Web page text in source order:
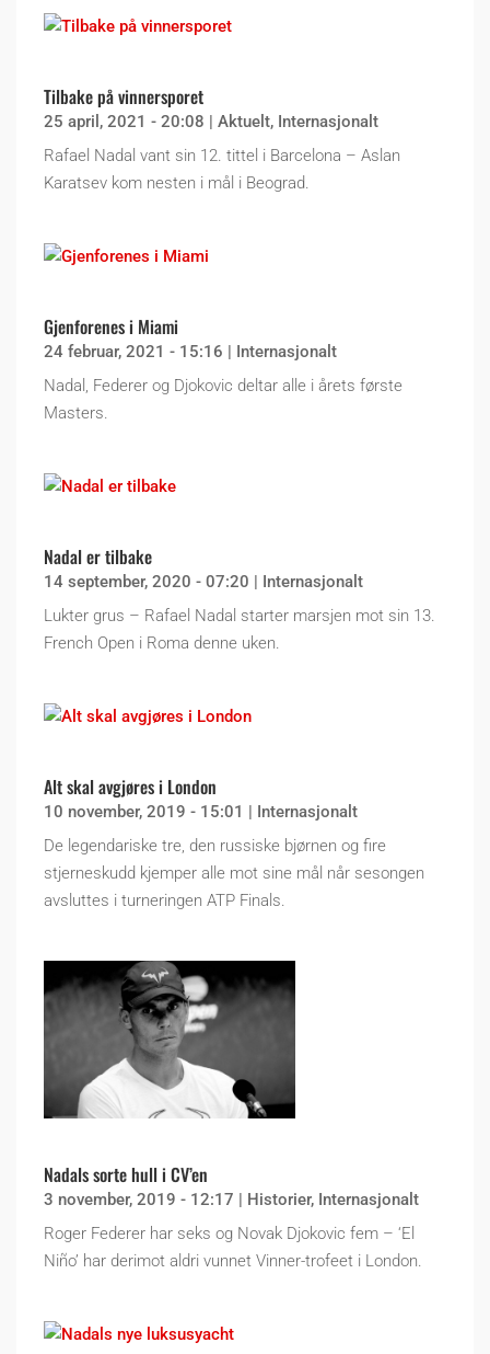
Tilbake på vinnersporet
25 april, 2021 - 20:08 | Aktuelt, Internasjonalt
Rafael Nadal vant sin 12. tittel i Barcelona – Aslan
Karatsev kom nesten i mål i Beograd.
Gjenforenes i Miami
24 februar, 2021 - 15:16 | Internasjonalt
Nadal, Federer og Djokovic deltar alle i årets første
Masters.
Nadal er tilbake
14 september, 2020 - 07:20 | Internasjonalt
Lukter grus – Rafael Nadal starter marsjen mot sin 13.
French Open i Roma denne uken.
Alt skal avgjøres i London
10 november, 2019 - 15:01 | Internasjonalt
De legendariske tre, den russiske bjørnen og fire
stjerneskudd kjemper alle mot sine mål når sesongen
avsluttes i turneringen ATP Finals.
Nadals sorte hull i CV’en
3 november, 2019 - 12:17 | Historier, Internasjonalt
Roger Federer har seks og Novak Djokovic fem – ‘El
Niño’ har derimot aldri vunnet Vinner-trofeet i London.